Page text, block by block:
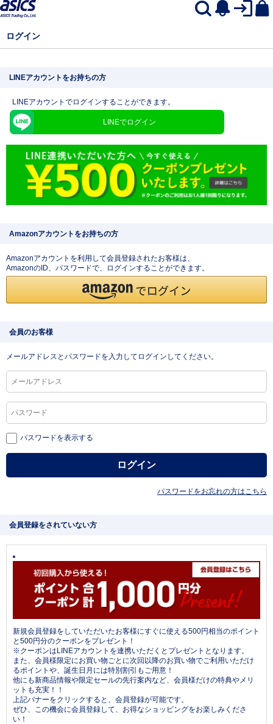
ログイン
LINEアカウントをお持ちの方
LINEアカウントでログインすることができます。
LINEでログイン
Amazonアカウントをお持ちの方
Amazonアカウントを利用して会員登録されたお客様は、
AmazonのID、パスワードで、ログインすることができます。
会員のお客様
メールアドレスとパスワードを入力してログインしてください。
パスワードを表示する
パスワードをお忘れの方はこちら
会員登録をされていない方
新規会員登録をしていただいたお客様にすぐに使える500円相当のポイント
と500円分のクーポンをプレゼント！
※クーポンはLINEアカウントを連携いただくとプレゼントとなります。
また、会員様限定にお買い物ごとに次回以降のお買い物でご利用いただけ
るポイントや、誕生日月には特別割引もご用意！
他にも新商品情報や限定セールの先行案内など、会員様だけの特典やメリ
ットも充実！！
上記バナーをクリックすると、会員登録が可能です。
ぜひ、この機会に会員登録して、お得なショッピングをお楽しみくださ
い！